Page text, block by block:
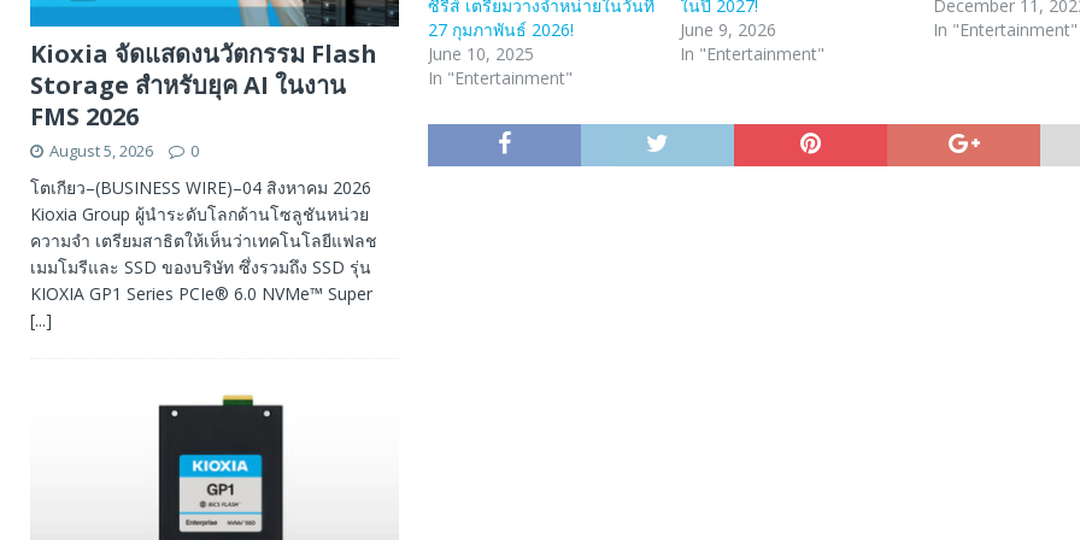
ซีรีส์ เตรียมวางจำหน่ายในวันที่
27 กุมภาพันธ์ 2026!
June 10, 2025
In "Entertainment"
ในปี 2027!
June 9, 2026
In "Entertainment"
December 11,
In "Entertainment"
Kioxia จัดแสดงนวัตกรรม Flash
Storage สำหรับยุค AI ในงาน
FMS 2026
August 5, 2026 0
โตเกียว–(BUSINESS WIRE)–04 สิงหาคม 2026
Kioxia Group ผู้นำระดับโลกด้านโซลูชันหน่วย
ความจำ เตรียมสาธิตให้เห็นว่าเทคโนโลยีแฟลช
เมมโมรีและ SSD ของบริษัท ซึ่งรวมถึง SSD รุ่น
KIOXIA GP1 Series PCIe® 6.0 NVMe™ Super
[...]